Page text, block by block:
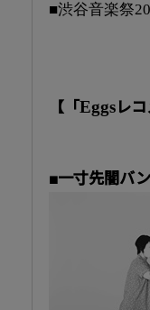
■渋谷音楽祭
【「Eggs レ
■一寸先闇バ